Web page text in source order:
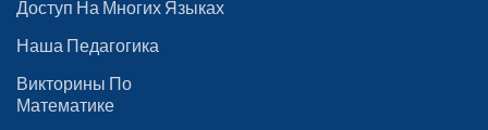
Доступ На Многих Языках
Наша Педагогика
Викторины По
Математике